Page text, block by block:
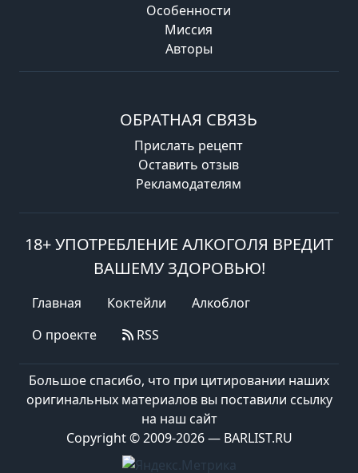
Особенности
Миссия
Авторы
ОБРАТНАЯ СВЯЗЬ
Прислать рецепт
Оставить отзыв
Рекламодателям
18+ УПОТРЕБЛЕНИЕ АЛКОГОЛЯ ВРЕДИТ
ВАШЕМУ ЗДОРОВЬЮ!
Главная Коктейли
Алкоблог
О проекте
RSS
Большое спасибо, что при цитировании наших
оригинальных материалов вы поставили ссылку
на наш сайт
Copyright © 2009-2026 — BARLIST.RU